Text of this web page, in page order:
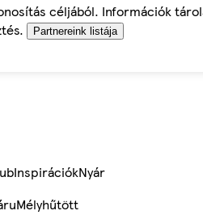
céljából. Információk
Partnereink listája
InspirációkNyár
Mélyhűtött